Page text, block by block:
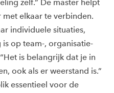
zelf.” De master helpt
elkaar te verbinden.
individuele situaties,
op team-, organisatie-
is belangrijk dat je in
ook als er weerstand is.”
essentieel voor de